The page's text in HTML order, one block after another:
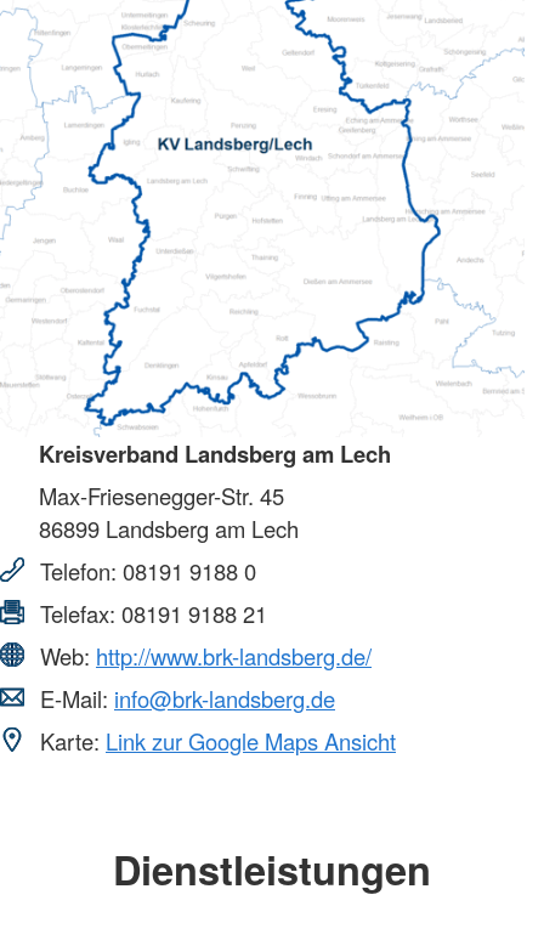
Kreisverband Landsberg am Lech
Max-Friesenegger-Str. 45
86899 Landsberg am Lech
Telefon: 08191 9188 0
Telefax: 08191 9188 21
Web: http://www.brk-landsberg.de/
E-Mail: info@brk-landsberg.de
Karte: Link zur Google Maps Ansicht
Dienstleistungen